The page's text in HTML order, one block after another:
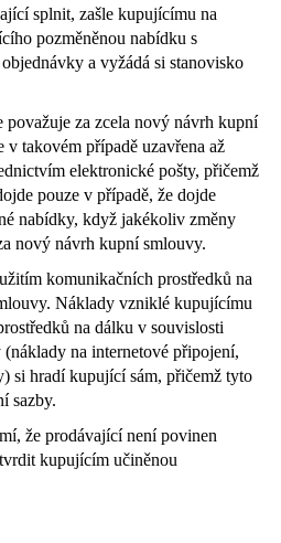
splnit, zašle kupujícímu na
pozměněnou nabídku s
a vyžádá si stanovisko
považuje za zcela nový návrh kupní
takovém případě uzavřena až
elektronické pošty, přičemž
pouze v případě, že dojde
nabídky, když jakékoliv změny
nový návrh kupní smlouvy.
komunikačních prostředků na
Náklady vzniklé kupujícímu
na dálku v souvislosti
na internetové připojení,
si hradí kupující sám, přičemž tyto
sazby.
že prodávající není povinen
kupujícím učiněnou